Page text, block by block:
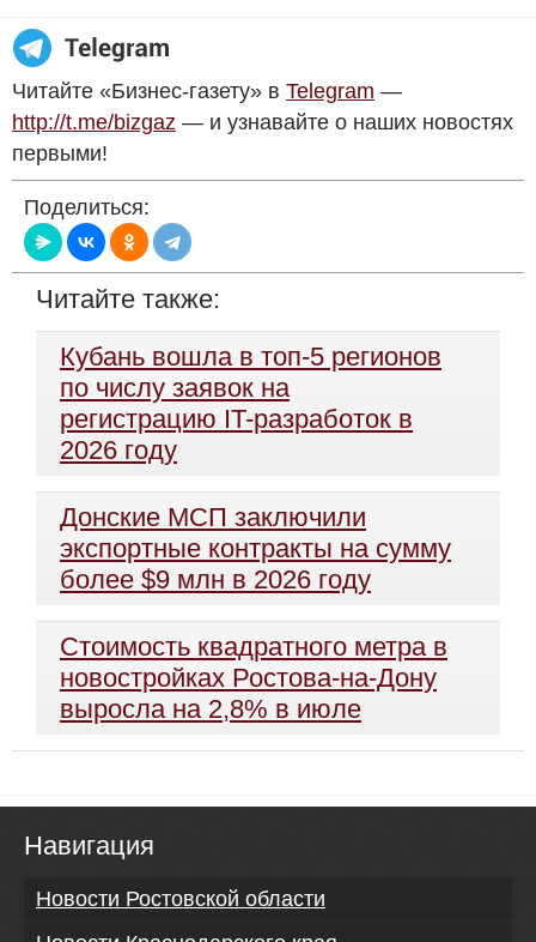
Читайте «Бизнес-газету» в Telegram —
http://t.me/bizgaz — и узнавайте о наших новостях
первыми!
Поделиться:
Читайте также:
Кубань вошла в топ-5 регионов
по числу заявок на
регистрацию IT-разработок в
2026 году
Донские МСП заключили
экспортные контракты на сумму
более $9 млн в 2026 году
Стоимость квадратного метра в
новостройках Ростова-на-Дону
выросла на 2,8% в июле
Навигация
Новости Ростовской области